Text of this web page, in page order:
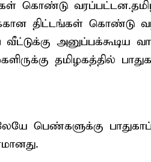
கொண்டு
திட்டங்கள் கொண்டு
வீட்டுக்கு
தமிழகத்தில்
பெண்களுக்கு